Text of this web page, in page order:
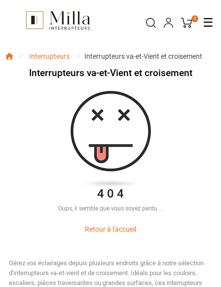
☰
0
Interrupteurs Interrupteurs va-et-Vient et croisement
Interrupteurs va-et-Vient et croisement
4 0 4
Oups, il semble que vous soyez perdu ...
Retour à l'accueil
Gérez vos éclairages depuis plusieurs endroits grâce à notre sélection
d'interrupteurs va-et-vient et de croisement. Idéals pour les couloirs,
escaliers, pièces traversantes ou grandes surfaces, ces interrupteurs